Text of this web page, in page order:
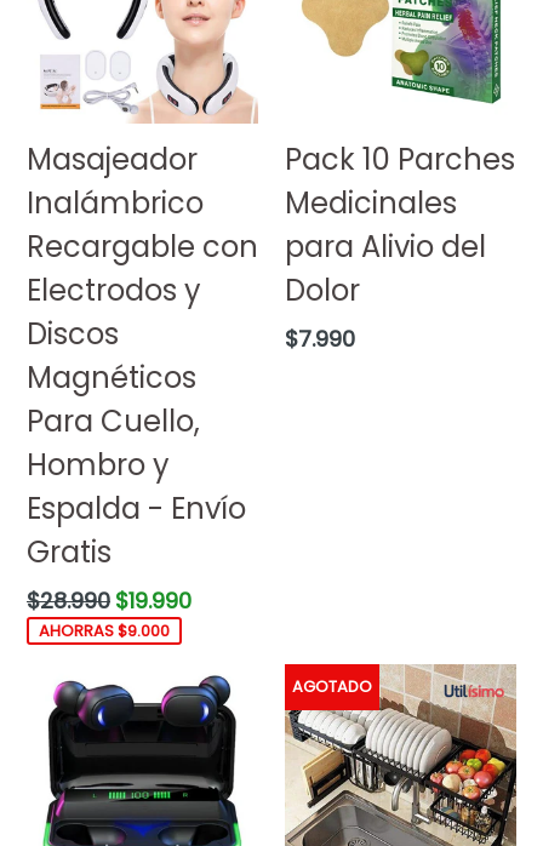
Masajeador
Inalámbrico
Recargable con
Electrodos y
Discos
Magnéticos
Para Cuello,
Hombro y
Espalda - Envío
Gratis
Precio
habitual
$28.990 $19.990
AHORRAS $9.000
Pack 10 Parches
Medicinales
para Alivio del
Dolor
Precio
$7.990
AGOTADO